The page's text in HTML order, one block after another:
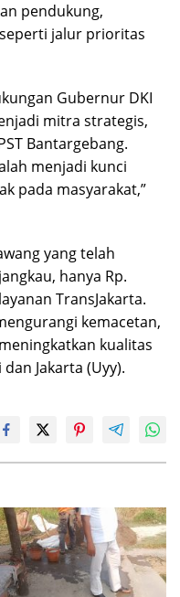
pendukung,
jalur prioritas
Gubernur DKI
mitra strategis,
Bantargebang.
menjadi kunci
pada masyarakat,”
yang telah
hanya Rp.
TransJakarta.
kemacetan,
kualitas
Jakarta (Uyy).